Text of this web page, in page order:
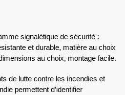
signalétique de sécurité :
et durable, matière au choix
au choix, montage facile.
de lutte contre les incendies et
permettent d’identifier